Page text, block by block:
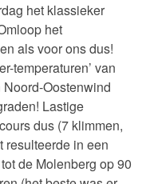
het klassieker
het
als voor ons dus!
temperaturen’ van
Oostenwind
Lastige
dus (7 klimmen,
resulteerde in een
de Molenberg op 90